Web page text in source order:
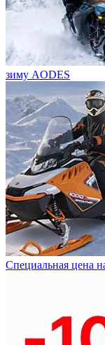
зиму AODES
Специальная цена